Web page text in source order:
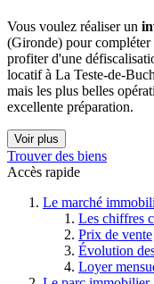
Vous voulez réaliser un
(Gironde) pour compléter
profiter d'une
locatif à La Teste-de-
mais les plus belles
excellente préparation.
Voir plus
Trouver des biens
Accès rapide
Le marché
Les chiffres
Prix de vente
Évolution
Loyer